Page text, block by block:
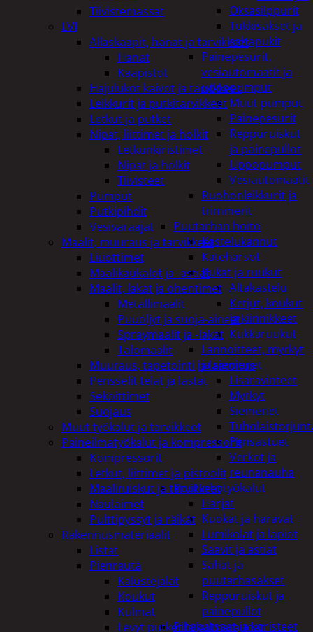
Oksasilppurit
Tukkisakset ja
sahapukit
Painepesurit,
vesiautomaatit ja
uppopumput
Muut pumput
Painepesurit
Reppuruiskut
ja painepullot
Uppopumput
Vesiautomaatit
Ruohonleikkurit ja
trimmerit
Puutarhan hoito
Kastelukannut
Kateharsot
Kukat ja ruukut
Altakastelu
Ketjut, koukut
ja kiinnikkeet
Kukkaruukut
Lannoitteet, myrkyt
ja siemenet
Lisäravinteet
Myrkyt
Siemenet
Pensastuet
Verkot ja
reunanauha
Puutarhatyökalut
Harjat
Kuokat ja haravat
Lumikolat ja lapiot
Saavit ja astiat
Sahat ja
puutarhasakset
Reppuruiskut ja
painepullot
Pihapatsaat ja koristeet
Tiivistemassat
LVI
Allaskaapit, hanat ja tarvikkeet
Hanat
Kaapistot
Hajulukot kaivot ja tarvikkeet
Leikkurit ja putkitarvikkeet
Letkut ja putket
Nipat, liittimet ja holkit
Letkunkiristimet
Nipat ja holkit
Tiivisteet
Pumput
Putkipihdit
Vesivaraajat
Maalit, muuraus ja tarvikkeet
Liuottimet
Maalikaukalot ja -astiat
Maalit, lakat ja ohentimet
Metallimaalit
Puuöljyt ja suoja-aineet
Spraymaalit ja -lakat
Talomaalit
Muuraus, tapetointi ja laatoitus
Pensselit telat ja lastat
Sekoittimet
Suojaus
Muut työkalut ja tarvikkeet
Paineilmatyökalut ja kompressorit
Kompressorit
Letkut, liittimet ja pistoolit
Maaliruiskut ja tarvikkeet
Naulaimet
Pulttipyssyt ja räikät
Rakennusmateriaalit
Listat
Pienrauta
Kalustejalat
Koukut
Kulmat
Levyt putket ja kulmaraudat